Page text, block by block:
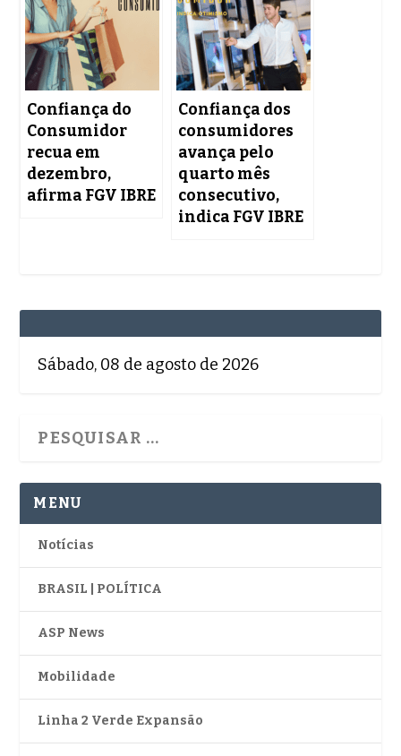
Confiança do
Consumidor
recua em
dezembro,
afirma FGV IBRE
Confiança dos
consumidores
avança pelo
quarto mês
consecutivo,
indica FGV IBRE
Sábado, 08 de agosto de 2026
MENU
Notícias
BRASIL | POLÍTICA
ASP News
Mobilidade
Linha 2 Verde Expansão